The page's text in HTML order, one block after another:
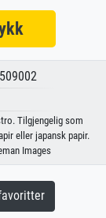
Tilgjengelig som
eller japansk papir.
Images